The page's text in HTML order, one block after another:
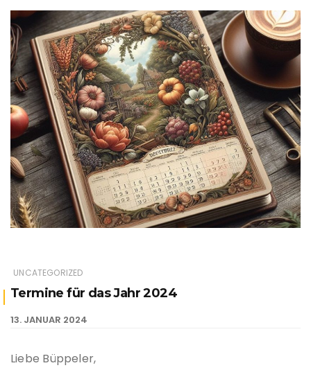
UNCATEGORIZED
Termine für das Jahr 2024
13. JANUAR 2024
Liebe Büppeler,